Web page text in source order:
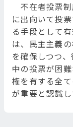
不在者投票
に出向いて投
る手段として
は、民主主義
を確保しつつ
中の投票が困
権を有する全
が重要と認識し